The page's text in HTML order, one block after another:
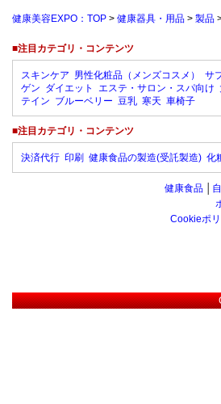
健康美容EXPO：TOP > 健康器具・用品 > 製品
■注目カテゴリ・コンテンツ
スキンケア 男性化粧品（メンズコスメ） サ
ゲン ダイエット エステ・サロン・スパ向け
テイン ブルーベリー 豆乳 寒天 車椅子
■注目カテゴリ・コンテンツ
決済代行 印刷 健康食品の製造(受託製造) 化
健康食品
Cookieポ